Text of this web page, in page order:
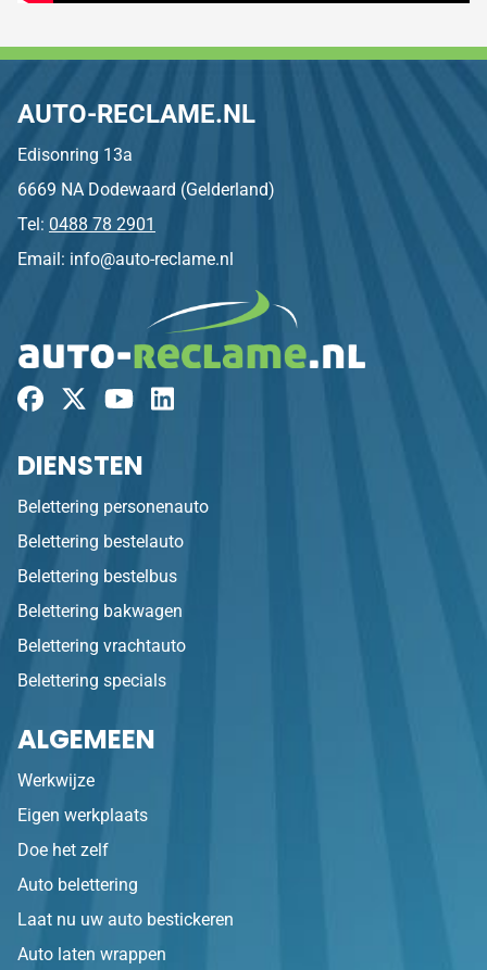
AUTO-RECLAME.NL
Edisonring 13a
6669 NA Dodewaard (Gelderland)
Tel: 0488 78 2901
Email: info@auto-reclame.nl
DIENSTEN
Belettering personenauto
Belettering bestelauto
Belettering bestelbus
Belettering bakwagen
Belettering vrachtauto
Belettering specials
ALGEMEEN
Werkwijze
Eigen werkplaats
Doe het zelf
Auto belettering
Laat nu uw auto bestickeren
Auto laten wrappen